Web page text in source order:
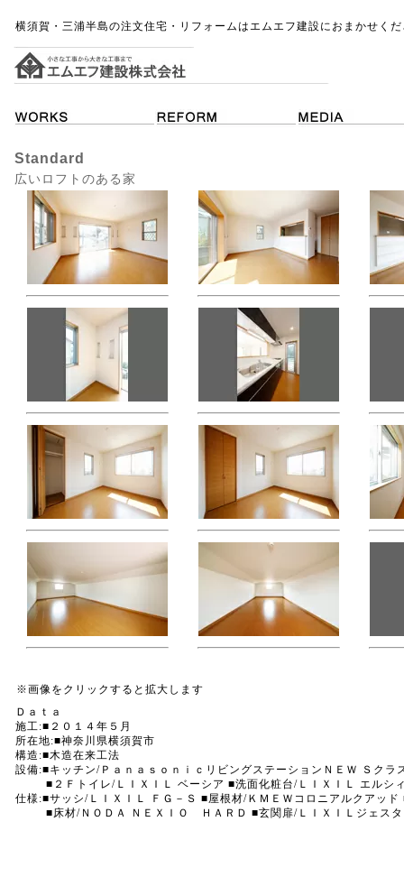
横須賀・三浦半島の注文住宅・リフォームはエムエフ建設におまかせく
Standard
広いロフトのある家
※画像をクリックすると拡大します
Ｄａｔａ
施工:■２０１４年５月
所在地:■神奈川県横須賀市
構造:■木造在来工法
設備:■キッチン/ＰａｎａｓｏｎｉｃリビングステーションＮＥＷ Ｓク
■２Ｆトイレ/ＬＩＸＩＬ ベーシア ■洗面化粧台/ＬＩＸＩＬ エルシ
仕様:■サッシ/ＬＩＸＩＬ ＦＧ－Ｓ ■屋根材/ＫＭＥＷコロニアルクアッ
■床材/ＮＯＤＡ ＮＥＸＩＯ ＨＡＲＤ ■玄関扉/ＬＩＸＩＬジェスタ